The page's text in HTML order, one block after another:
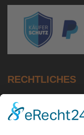
RECHTLICHES
Impressum